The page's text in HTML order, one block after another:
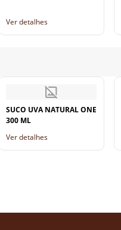
Ver detalhes
SUCO UVA NATURAL ONE
300 ML
Ver detalhes